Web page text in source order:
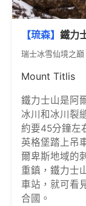
【琉森】 鐵力
瑞士冰雪仙境之巔
Mount Titlis
鐵力士山是阿
冰川和冰川裂
約要45分鐘左
英格堡踏上吊
爾卑斯地域的
重鎮，鐵力士
車站，就可看
合國。